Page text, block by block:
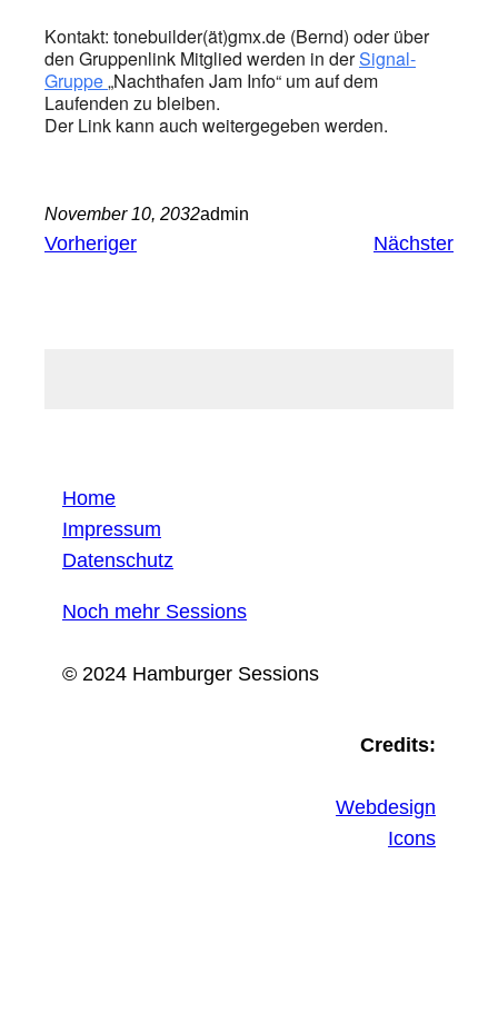
Kontakt: tonebuilder(ät)gmx.de (Bernd) oder über
den Gruppenlink Mitglied werden in derSignal-
Gruppe„Nachthafen Jam Info“ um auf dem
Laufenden zu bleiben.
Der Link kann auch weitergegeben werden.
November 10, 2032admin
Vorheriger Nächster
Home
Impressum
Datenschutz
Noch mehr Sessions
© 2024 Hamburger Sessions
Credits:
Webdesign
Icons